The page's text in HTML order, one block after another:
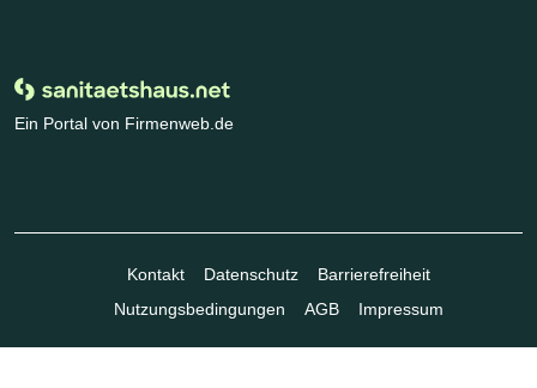
Ein Portal von Firmenweb.de
Kontakt Datenschutz
Barrierefreiheit
Nutzungsbedingungen
AGB Impressum